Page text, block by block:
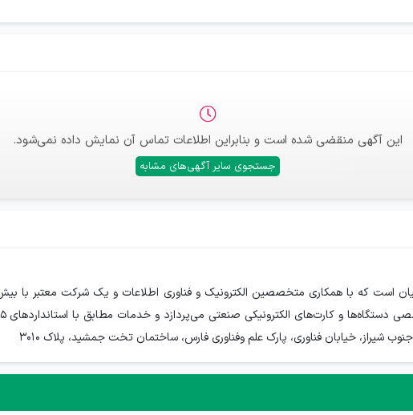
این آگهی منقضی شده است و بنابراین اطلاعات تماس آن نمایش داده نمی‌شود.
جستجوی سایر آگهی‌های مشابه
شیراز، خیابان فناوری، پارک علم وفناوری فارس، ساختمان تخت جمشید، پلاک 3010